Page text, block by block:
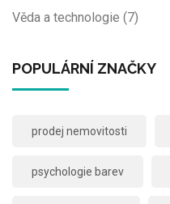
Věda a technologie (7)
POPULÁRNÍ ZNAČKY
prodej nemovitosti
psychologie barev